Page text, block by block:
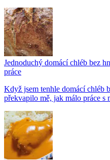
Jednoduchý domácí chléb bez
práce
Když jsem tenhle domácí chléb
překvapilo mě, jak málo práce s